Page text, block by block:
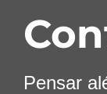
Pensar